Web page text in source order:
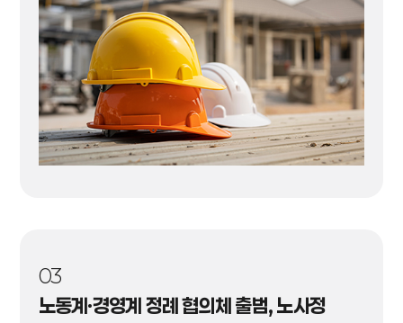
03
노동계·경영계 정례 협의체 출범, 노사정